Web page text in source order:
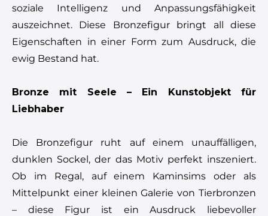
soziale Intelligenz und Anpassungsfähigkeit
auszeichnet. Diese Bronzefigur bringt all diese
Eigenschaften in einer Form zum Ausdruck, die
ewig Bestand hat.
Bronze mit Seele – Ein Kunstobjekt für
Liebhaber
Die Bronzefigur ruht auf einem unauffälligen,
dunklen Sockel, der das Motiv perfekt inszeniert.
Ob im Regal, auf einem Kaminsims oder als
Mittelpunkt einer kleinen Galerie von Tierbronzen
– diese Figur ist ein Ausdruck liebevoller